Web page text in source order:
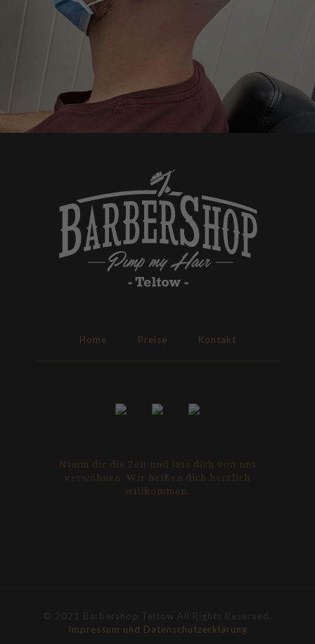
Home Preise Kontakt
Nimm dir die Zeit und lass dich von uns
verwöhnen. Wir heißen dich herzlich
willkommen.
© 2021 Barbershop Teltow All Rights Reserved.
Impressum und Datenschutzerklärung